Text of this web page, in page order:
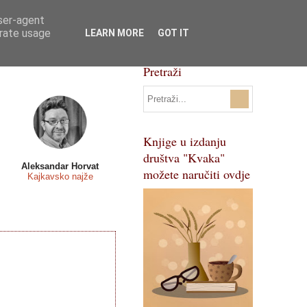
Svi natječaji
Pojmovnik
Aleksandar Horvat
Kajkavsko najže
Pretraži
Knjige u izdanju
društva "Kvaka"
možete naručiti ovdje
agent
usage
LEARN MORE GOT IT